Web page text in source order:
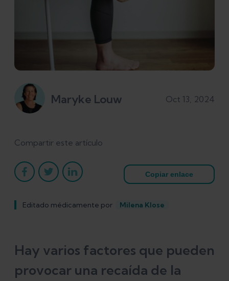
Maryke Louw Oct 13, 2024
Compartir este artículo
Copiar enlace
Editado médicamente por Milena Klose
Hay varios factores que pueden
provocar una recaída de la